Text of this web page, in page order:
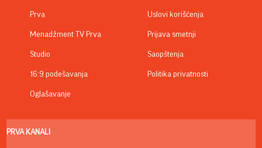
Prva
Menadžment TV Prva
Studio
16:9 podešavanja
Oglašavanje
Uslovi korišćenja
Prijava smetnji
Saopštenja
Politika privatnosti
PRVA KANALI